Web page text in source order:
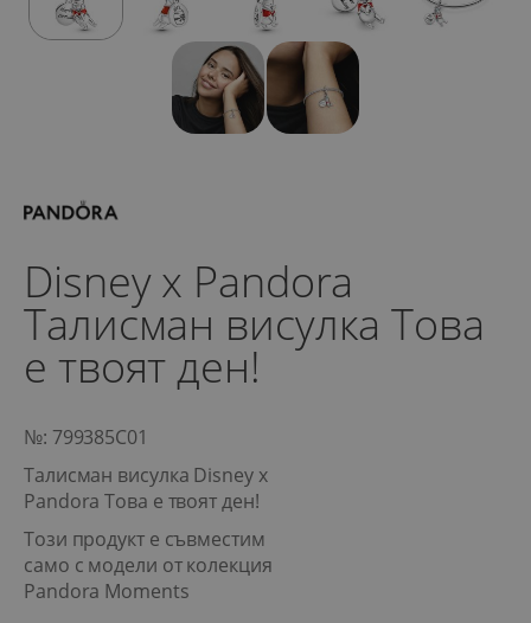
Disney x Pandora
Талисман висулка Това
е твоят ден!
№: 799385C01
Талисман висулка Disney x
Pandora Това е твоят ден!
Този продукт е съвместим
само с модели от колекция
Pandora Moments